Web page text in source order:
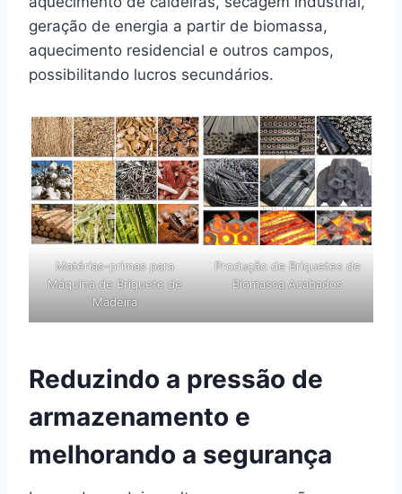
geração de energia a partir de biomassa,
aquecimento residencial e outros campos,
possibilitando lucros secundários.
Matérias-primas para
Máquina de Briquete de
Madeira
Produção de Briquetes de
Biomassa Acabados
Reduzindo a pressão de
armazenamento e
melhorando a segurança